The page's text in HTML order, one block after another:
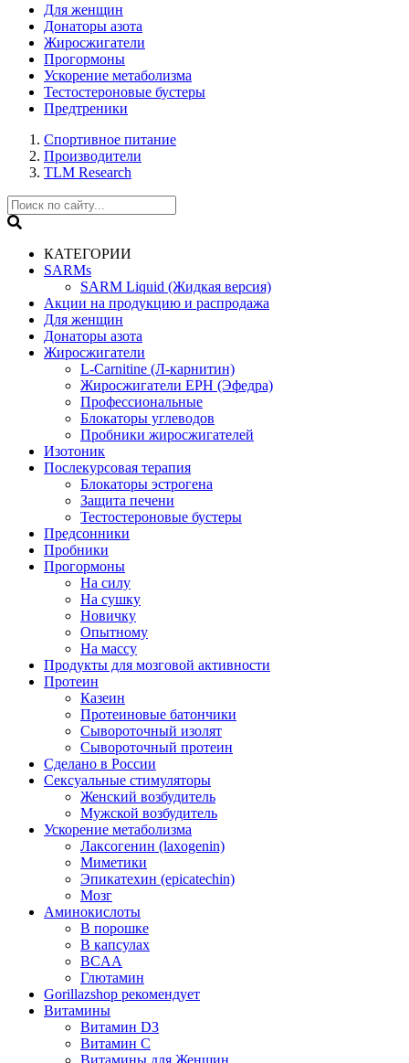
Для женщин
Донаторы азота
Жиросжигатели
Прогормоны
Ускорение метаболизма
Тестостероновые бустеры
Предтреники
Спортивное питание
Производители
TLM Research
КАТЕГОРИИ
SARMs
SARM Liquid (Жидкая версия)
Акции на продукцию и распродажа
Для женщин
Донаторы азота
Жиросжигатели
L-Carnitine (Л-карнитин)
Жиросжигатели EPH (Эфедра)
Профессиональные
Блокаторы углеводов
Пробники жиросжигателей
Изотоник
Послекурсовая терапия
Блокаторы эстрогена
Защита печени
Тестостероновые бустеры
Предсонники
Пробники
Прогормоны
На силу
На сушку
Новичку
Опытному
На массу
Продукты для мозговой активности
Протеин
Казеин
Протеиновые батончики
Сывороточный изолят
Сывороточный протеин
Сделано в России
Сексуальные стимуляторы
Женский возбудитель
Мужской возбудитель
Ускорение метаболизма
Лаксогенин (laxogenin)
Миметики
Эпикатехин (epicatechin)
Мозг
Аминокислоты
В порошке
В капсулах
BCAA
Глютамин
Gorillazshop рекомендует
Витамины
Витамин D3
Витамин С
Витамины для Женщин